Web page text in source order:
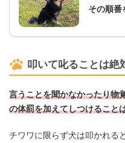
その順番
叩いて叱ることは絶
言うことを聞かなかったり物
の体罰を加えてしつけること
チワワに限らず犬は叩かれる